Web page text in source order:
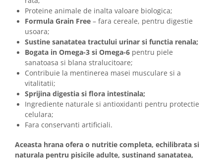
Proteine animale de inalta valoare biologica;
Formula Grain Free – fara cereale, pentru digestie
usoara;
Sustine sanatatea tractului urinar si functia renala;
Bogata in Omega-3 si Omega-6 pentru piele
sanatoasa si blana stralucitoare;
Contribuie la mentinerea masei musculare si a
vitalitatii;
Sprijina digestia si flora intestinala;
Ingrediente naturale si antioxidanti pentru protectie
celulara;
Fara conservanti artificiali.
Aceasta hrana ofera o nutritie completa, echilibrata si
naturala pentru pisicile adulte, sustinand sanatatea,